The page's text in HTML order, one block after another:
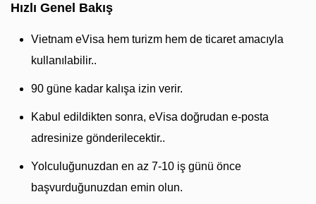
Hızlı Genel Bakış
Vietnam eVisa hem turizm hem de ticaret amacıyla
kullanılabilir..
90 güne kadar kalışa izin verir.
Kabul edildikten sonra, eVisa doğrudan e-posta
adresinize gönderilecektir..
Yolculuğunuzdan en az 7-10 iş günü önce
başvurduğunuzdan emin olun.